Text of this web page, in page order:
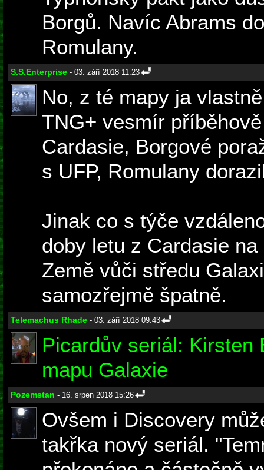
Borgů. Navíc Abrams
Romulany.
S.S.Enterprise - 03. září 2018 11:23
No, z té mapy ja
TNG+ vesmír
Cardasie, Borgové
s UFP, Romulany
Jinak co s týče
doby letu z Cardasie
Země vůči středu
samozřejmě špatně.
Telemachus Rhade - 03. září 2018 09:43
Picardův seriál: Kirsten
mapu Galaxie
Pozemstan - 16. srpen 2018 15:26
Ovšem i Discovery
takřka nový seriál.